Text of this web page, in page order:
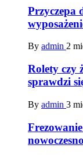
Przyczepa
By admin 2
Rolety czy
sprawdzi
By admin 3